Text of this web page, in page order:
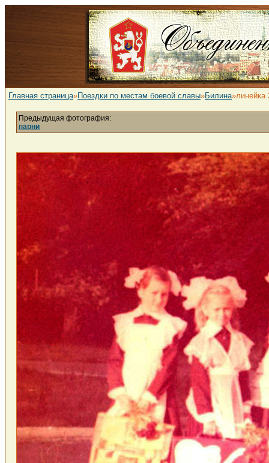
Главная страница»Поездки по местам боевой славы»Билина»линейка
Предыдущая фотография:
парни